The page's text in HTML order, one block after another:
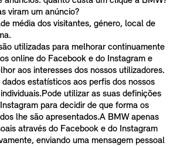
viram um anúncio?
média dos visitantes, género, local de
utilizadas para melhorar continuamente
online do Facebook e do Instagram e
aos interesses dos nossos utilizadores.
dados estatísticos aos perfis dos nossos
utilizar as suas definições
para decidir de que forma os
lhe são apresentados.A BMW apenas
através do Facebook e do Instagram
enviando uma mensagem pessoal